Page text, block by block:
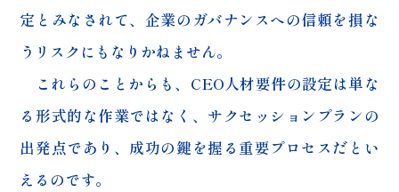
定とみなされて、企業のガバナンスへの信頼を損な
うリスクにもなりかねません。
これらのことからも、CEO人材要件の設定は単な
る形式的な作業ではなく、サクセッションプランの
出発点であり、成功の鍵を握る重要プロセスだとい
えるのです。